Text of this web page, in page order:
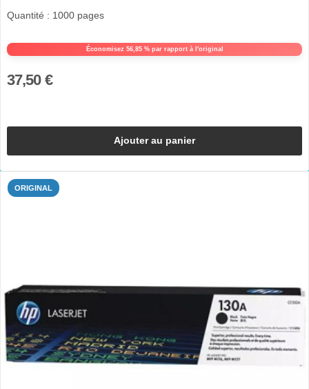
Économisez 56,85 % par rapport à l'original
Quantité : 1000 pages
37,50 €
Ajouter au panier
ORIGINAL